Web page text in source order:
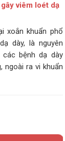
viêm loét dạ
xoắn khuẩn phổ
dày, là nguyên
bệnh dạ dày
ngoài ra vi khuẩn